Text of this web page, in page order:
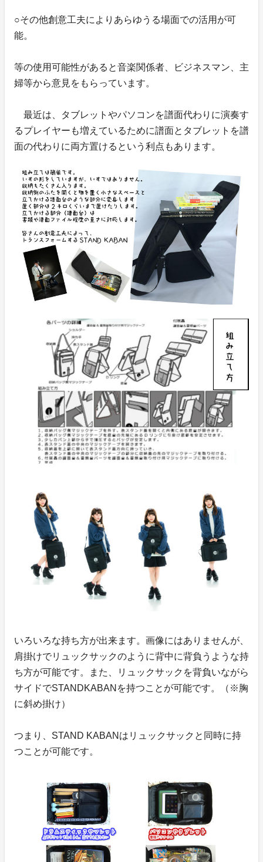
○その他創意工夫によりあらゆうる場面での活用が可
能。
等の使用可能性があると音楽関係者、ビジネスマン、主
婦等から意見をもらっています。
最近は、タブレットやパソコンを譜面代わりに演奏す
るプレイヤーも増えているために譜面とタブレットを譜
面の代わりに両方置けるという利点もあります。
いろいろな持ち方が出来ます。画像にはありませんが、
肩掛けでリュックサックのように背中に背負うような持
ち方が可能です。また、リュックサックを背負いながら
サイドでSTANDKABANを持つことが可能です。（※胸
に斜め掛け）
つまり、STAND KABANはリュックサックと同時に持
つことが可能です。